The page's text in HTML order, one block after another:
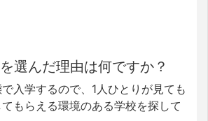
選んだ理由は何ですか？
入学するので、1人ひとりが見ても
もらえる環境のある学校を探して